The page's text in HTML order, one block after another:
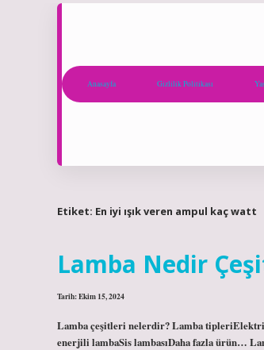
Anasayfa Gizlilik Politikası
Etiket: En iyi ışık veren ampul kaç watt
Lamba Nedir
Tarih: Ekim 15, 2024
Lamba çeşitleri nelerdir? Lamba
enerjili lambaSis lambasıDaha fazla ürün…